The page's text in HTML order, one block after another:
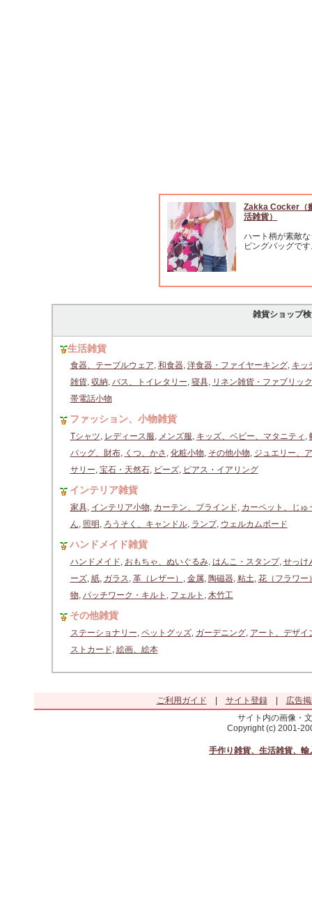
Zakka Cocker（
活雑貨）
ハート柄が素敵
ピングバッグで
雑貨ショップ
生活雑貨
食器、テーブルウェア, 和食器, 洋食器・ファイヤーキング, キッ
雑貨, 収納, バス、トイレタリー, 寝具, リネン雑貨・ファブリック
帯電話小物
ファッション、小物雑貨
Tシャツ, レディース服, メンズ服, キッズ、ベビー、マタニティ ,
バッグ、財布, くつ、かさ , 化粧小物, その他小物, ジュエリー、
サリー, 宝石・天然石, ビーズ, ピアス・イアリング
インテリア雑貨
家具, インテリア小物, カーテン、ブラインド, カーペット、じゅ
ん, 照明 , ろうそく、キャンドル, ランプ, ウェルカムボード
ハンドメイド雑貨
ハンドメイド, おもちゃ、ぬいぐるみ, はんこ・スタンプ, せっけ
ーズ, 紙, ガラス, 革（レザー） , 金属, 陶磁器, 粘土, 花（フラワー
物, パッチワーク・キルト , フェルト , 木竹工
その他雑貨
ステーショナリー, ペットグッズ, ガーデニング, アート、デザイ
ストカード, 絵画、絵本
ご利用ガイド サイト登録|
広告
サイト内の画像・
Copyright (c) 2001-
手作り雑貨、生活雑貨、